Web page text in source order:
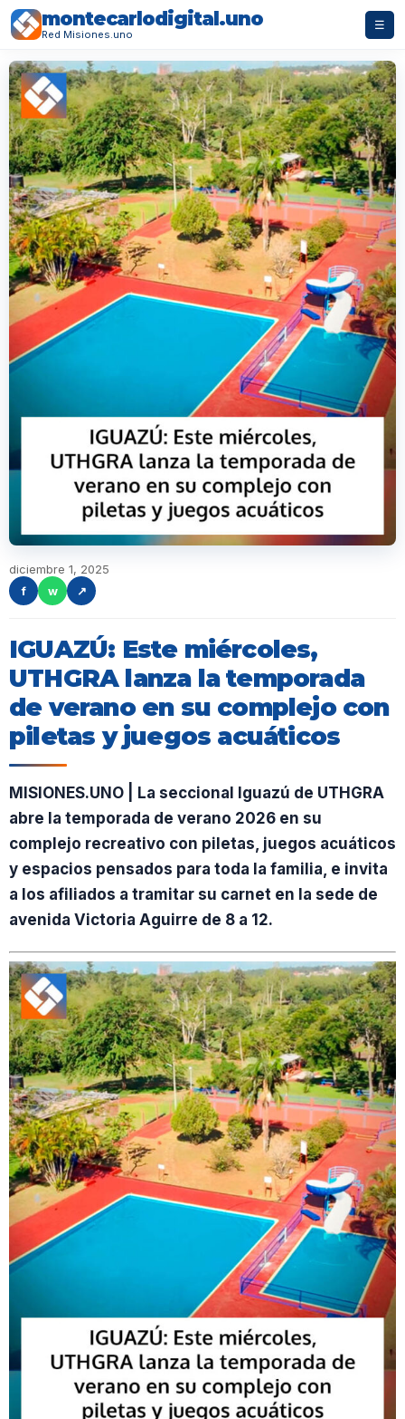
montecarlodigital.uno
Red Misiones.uno
☰
diciembre 1, 2025
f
w ↗
IGUAZÚ: Este miércoles,
UTHGRA lanza la temporada
de verano en su complejo con
piletas y juegos acuáticos
MISIONES.UNO | La seccional Iguazú de UTHGRA
abre la temporada de verano 2026 en su
complejo recreativo con piletas, juegos acuáticos
y espacios pensados para toda la familia, e invita
a los afiliados a tramitar su carnet en la sede de
avenida Victoria Aguirre de 8 a 12.